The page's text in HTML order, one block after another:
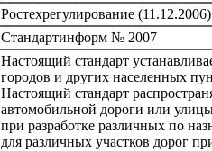
Ростехрегулирование (11.12.2006)
Стандартинформ № 2007
Настоящий стандарт
городов и других населенных
Настоящий стандарт
автомобильной дороги или
при разработке различных по
для различных участков дорог